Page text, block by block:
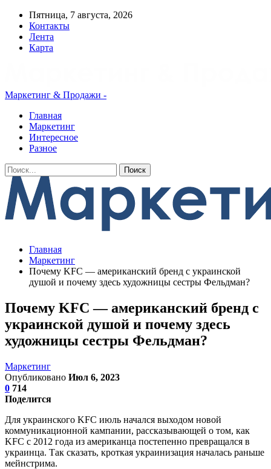
Пятница, 7 августа, 2026
Контакты
Лента
Карта
Маркетинг & Продажи -
Главная
Маркетинг
Интересное
Разное
Главная
Маркетинг
Почему KFC — американский бренд с украинской
душой и почему здесь художницы сестры Фельдман?
Почему KFC — американский бренд с
украинской душой и почему здесь
художницы сестры Фельдман?
Маркетинг
Опубликовано Июл 6, 2023
0 714
Поделится
Для украинского KFC июль начался выходом новой
коммуникационной кампании, рассказывающей о том, как
KFC с 2012 года из американца постепенно превращался в
украинца. Так сказать, кроткая украинизация началась раньше
мейнстрима.